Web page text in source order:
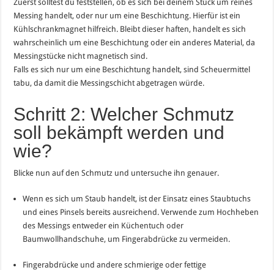
Zuerst solltest du feststellen, ob es sich bei deinem Stück um reines
Messing handelt, oder nur um eine Beschichtung. Hierfür ist ein
Kühlschrankmagnet hilfreich. Bleibt dieser haften, handelt es sich
wahrscheinlich um eine Beschichtung oder ein anderes Material, da
Messingstücke nicht magnetisch sind.
Falls es sich nur um eine Beschichtung handelt, sind Scheuermittel
tabu, da damit die Messingschicht abgetragen würde.
Schritt 2: Welcher Schmutz
soll bekämpft werden und
wie?
Blicke nun auf den Schmutz und untersuche ihn genauer.
Wenn es sich um Staub handelt, ist der Einsatz eines Staubtuchs
und eines Pinsels bereits ausreichend. Verwende zum Hochheben
des Messings entweder ein Küchentuch oder
Baumwollhandschuhe, um Fingerabdrücke zu vermeiden.
Fingerabdrücke und andere schmierige oder fettige